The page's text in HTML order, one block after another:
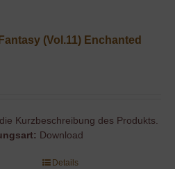
(Vol.11) Enchanted
Kurzbeschreibung des Produkts.
Download
Details